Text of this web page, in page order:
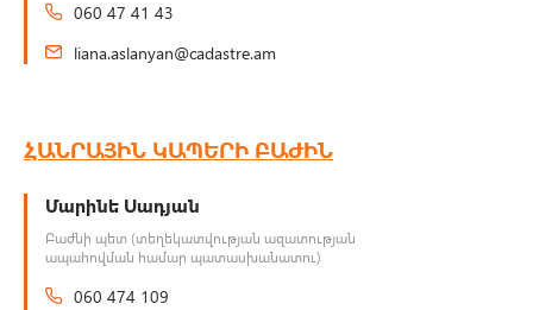
060 47 41 43
liana.aslanyan@cadastre.am
ՀԱՆՐԱՅԻՆ ԿԱՊԵՐԻ ԲԱԺԻՆ
Մարինե Սադյան
Բաժնի պետ (տեղեկատվության ազատության
ապահովման համար պատասխանատու)
060 474 109